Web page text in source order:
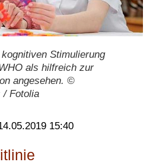
Stimulierung
als hilfreich zur
angesehen. ©
/ Fotolia
15:40